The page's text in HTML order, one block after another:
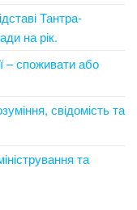
Тантра-
на рік.
– споживати або
свідомість та
та